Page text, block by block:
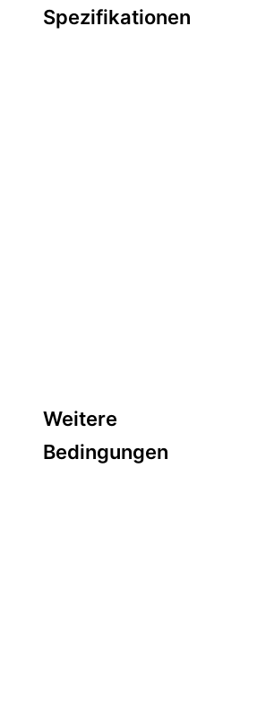
Spezifikationen
Weitere
Bedingungen